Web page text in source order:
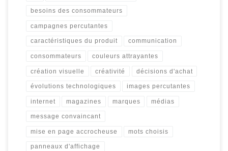
besoins des consommateurs
campagnes percutantes
caractéristiques du produit communication
consommateurs couleurs attrayantes
création visuelle créativité décisions d'achat
évolutions technologiques images percutantes
internet magazines marques médias
message convaincant
mise en page accrocheuse mots choisis
panneaux d'affichage